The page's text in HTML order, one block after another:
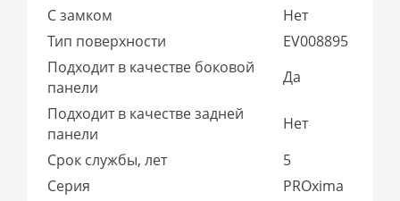
С замком
Нет
Тип поверхности
EV008895
Подходит в качестве боковой
панели
Да
Подходит в качестве задней
панели
Нет
Срок службы, лет
5
Серия
PROxima